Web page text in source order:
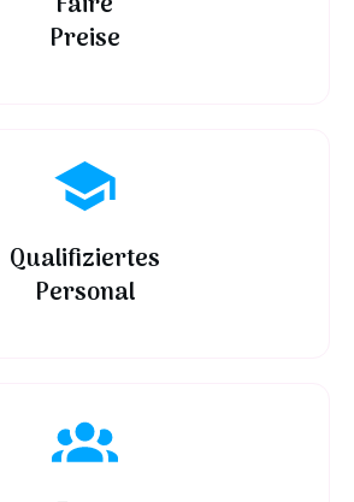
Preise
Qualifiziertes
Personal